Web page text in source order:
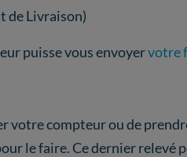
de Livraison)
puisse vous envoyervotre
votre compteur ou de
le faire. Ce dernier relevé